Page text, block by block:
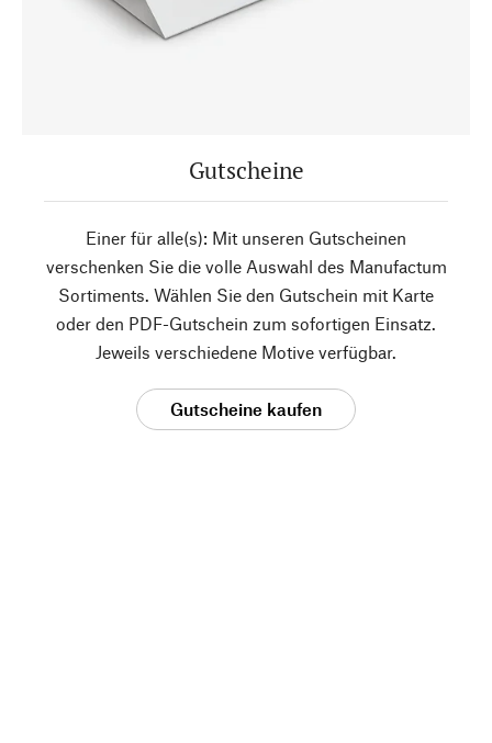
Gutscheine
Einer für alle(s): Mit unseren Gutscheinen
verschenken Sie die volle Auswahl des Manufactum
Sortiments. Wählen Sie den Gutschein mit Karte
oder den PDF-Gutschein zum sofortigen Einsatz.
Jeweils verschiedene Motive verfügbar.
Gutscheine kaufen